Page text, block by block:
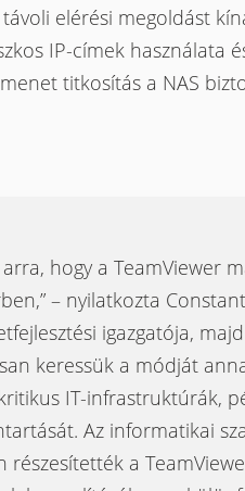
elérési megoldást
IP-címek használata
titkosítás a NAS
arra, hogy a TeamViewer
– nyilatkozta
igazgatója,
keressük a módját
IT-infrastruktúrák,
Az informatikai
részesítették a